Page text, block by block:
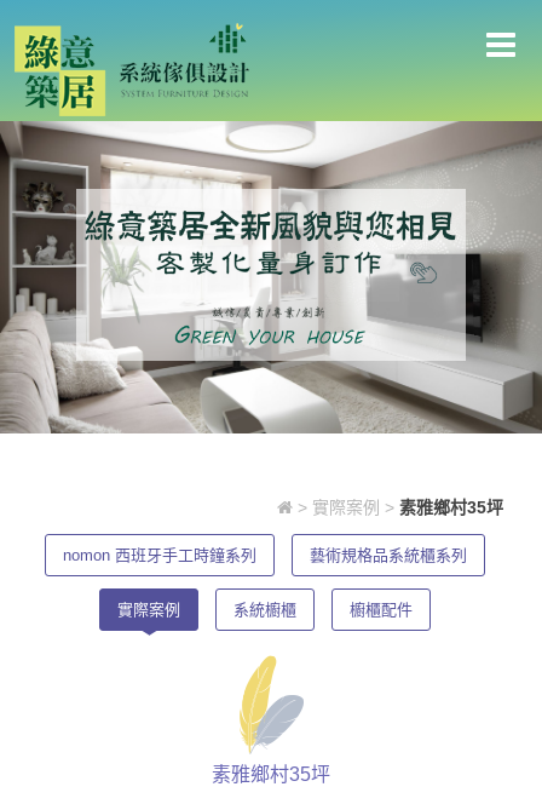
> 實際案例 > 素雅鄉村35坪
nomon 西班牙手工時鐘系列 藝術規格品系統櫃系列
實際案例 系統櫥櫃 櫥櫃配件
素雅鄉村35坪